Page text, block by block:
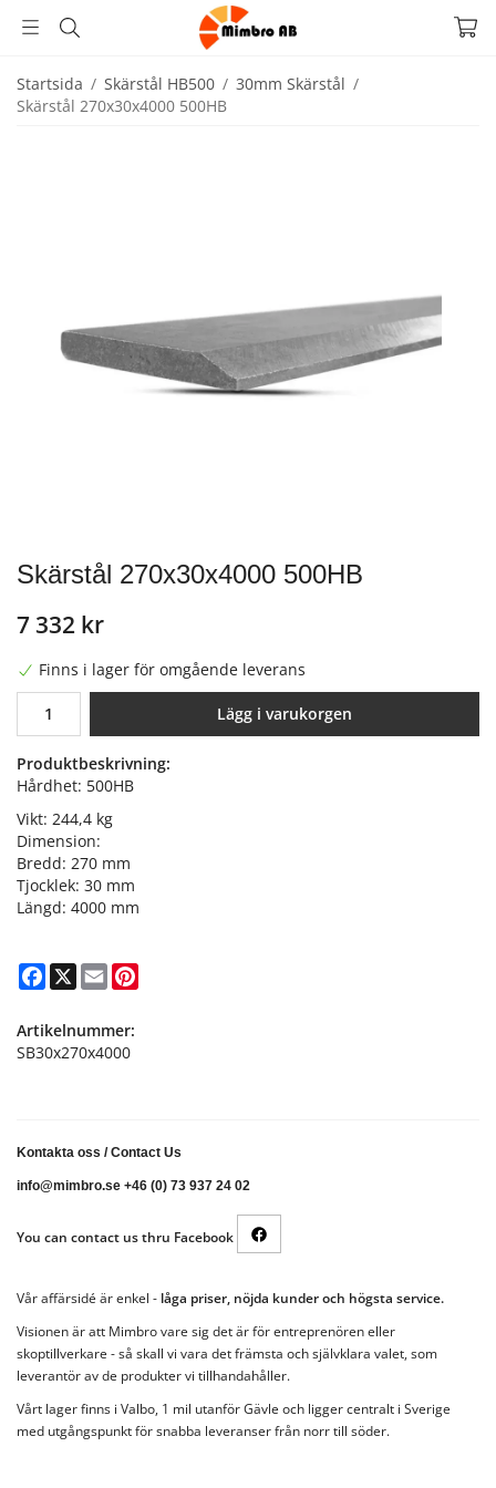
Startsida / Skärstål HB500 / 30mm Skärstål /
Skärstål 270x30x4000 500HB
Skärstål 270x30x4000 500HB
7 332 kr
Finns i lager för omgående leverans
Lägg i varukorgen
Produktbeskrivning:
Hårdhet: 500HB
Vikt: 244,4 kg
Dimension:
Bredd: 270 mm
Tjocklek: 30 mm
Längd: 4000 mm
Facebook
X Email
Artikelnummer:
SB30x270x4000
Kontakta oss /Contact Us
info@mimbro.se +46 (0) 73 937 24 02
You can contact us thru Facebook
Vår affärsidé är enkel - låga priser, nöjda kunder och högsta service.
Visionen är att Mimbro vare sig det är för entreprenören eller
skoptillverkare - så skall vi vara det främsta och självklara valet, som
leverantör av de produkter vi tillhandahåller.
Vårt lager finns i Valbo, 1 mil utanför Gävle och ligger centralt i Sverige
med utgångspunkt för snabba leveranser från norr till söder.